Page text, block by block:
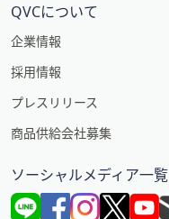
QVCについて
企業情報
採用情報
プレスリリース
商品供給会社募集
ソーシャルメディア一覧